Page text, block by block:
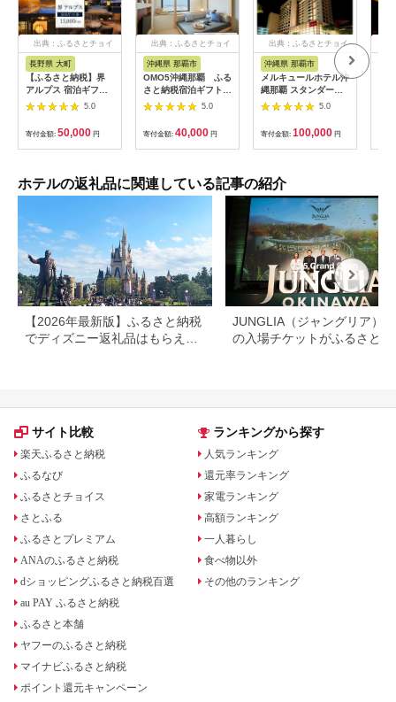
出典：ふるさとチョイ
長野県 大町
【ふるさと納税】界
アルプス 宿泊ギフト
券（15,000円分）
【星野リゾート】
5.0
寄付金額: 50,000 円
出典：ふるさとチョイ
沖縄県 那覇市
OMO5沖縄那覇 ふる
さと納税宿泊ギフト券
(12,000円)
5.0
寄付金額: 40,000 円
出典：ふるさとチョイ
沖縄県 那覇市
メルキュールホテル沖
縄那覇 スタンダード
ルーム（1泊朝食付き
ペア宿泊券） ★特典
スパークリングワイン
１本★
5.0
寄付金額: 100,000 円
ホテルの返礼品に関連している記事の紹介
【2026年最新版】ふるさと納税
でディズニー返礼品はもらえ
JUNGLIA（ジャングリア）
の入場チケットがふるさと納
サイト比較
楽天ふるさと納税
ふるなび
ふるさとチョイス
さとふる
ふるさとプレミアム
ANAのふるさと納税
dショッピングふるさと納税百選
au PAY ふるさと納税
ふるさと本舗
ヤフーのふるさと納税
マイナビふるさと納税
ポイント還元キャンペーン
ランキングから探す
人気ランキング
還元率ランキング
家電ランキング
高額ランキング
一人暮らし
食べ物以外
その他のランキング